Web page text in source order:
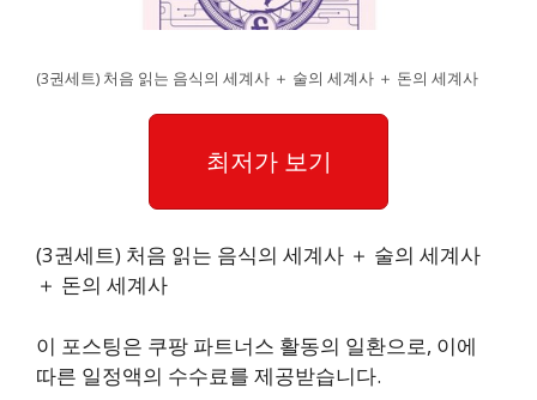
(3권세트) 처음 읽는 음식의 세계사 ＋ 술의 세계사 ＋ 돈의 세계사
최저가 보기
(3권세트) 처음 읽는 음식의 세계사 ＋ 술의 세계사
＋ 돈의 세계사
이 포스팅은 쿠팡 파트너스 활동의 일환으로, 이에
따른 일정액의 수수료를 제공받습니다.